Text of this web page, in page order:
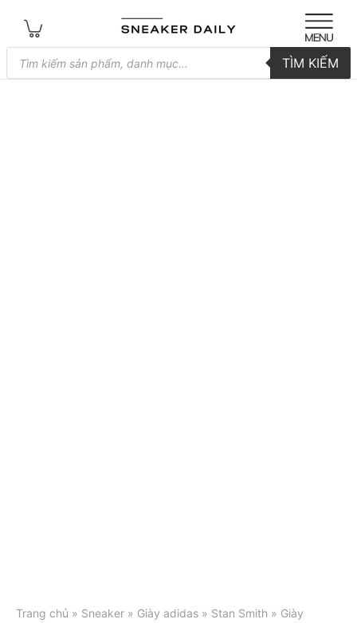
Tìm
kiếm
sản
TÌM KIẾM
Trang chủ » Sneaker » Giày adidas » Stan Smith » Giày